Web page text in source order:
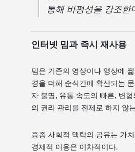
통해 비평성을 강조한
인터넷 밈과 즉시 재사용
밈은 기존의 영상이나 영상에
경을 더해 순식간에 확산되는
자 불명, 유통 속도의 빠른, 변형
의 권리 관리를 전제로 하지 않
종종 사회적 맥락의 공유는 가
경제적 이용은 이차적이다.